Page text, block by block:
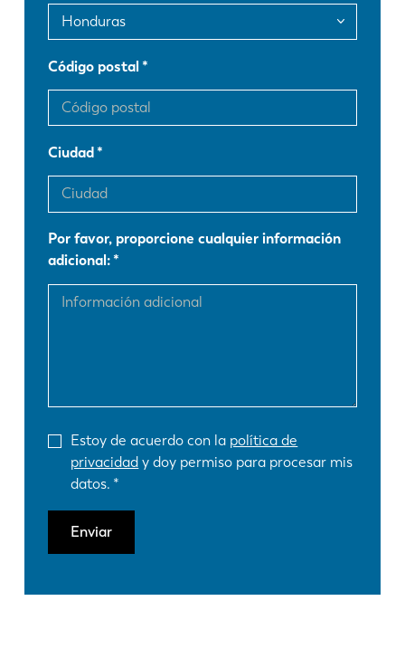
Código postal
Ciudad
Por favor, proporcione cualquier información
adicional:
Estoy de acuerdo con la política de
privacidad y doy permiso para procesar mis
datos.
Enviar
ES